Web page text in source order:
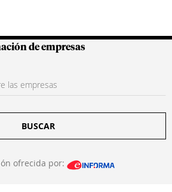
Colombianas
de empresas
BUSCAR
ofrecida por: